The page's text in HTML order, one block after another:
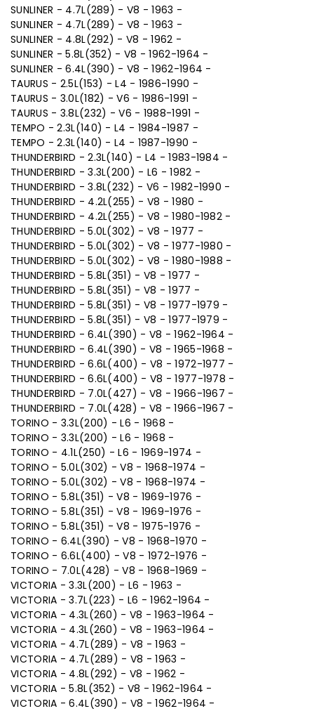
SUNLINER - 4.7L(289) - V8 - 1963 -
SUNLINER - 4.7L(289) - V8 - 1963 -
SUNLINER - 4.8L(292) - V8 - 1962 -
SUNLINER - 5.8L(352) - V8 - 1962-1964 -
SUNLINER - 6.4L(390) - V8 - 1962-1964 -
TAURUS - 2.5L(153) - L4 - 1986-1990 -
TAURUS - 3.0L(182) - V6 - 1986-1991 -
TAURUS - 3.8L(232) - V6 - 1988-1991 -
TEMPO - 2.3L(140) - L4 - 1984-1987 -
TEMPO - 2.3L(140) - L4 - 1987-1990 -
THUNDERBIRD - 2.3L(140) - L4 - 1983-1984 -
THUNDERBIRD - 3.3L(200) - L6 - 1982 -
THUNDERBIRD - 3.8L(232) - V6 - 1982-1990 -
THUNDERBIRD - 4.2L(255) - V8 - 1980 -
THUNDERBIRD - 4.2L(255) - V8 - 1980-1982 -
THUNDERBIRD - 5.0L(302) - V8 - 1977 -
THUNDERBIRD - 5.0L(302) - V8 - 1977-1980 -
THUNDERBIRD - 5.0L(302) - V8 - 1980-1988 -
THUNDERBIRD - 5.8L(351) - V8 - 1977 -
THUNDERBIRD - 5.8L(351) - V8 - 1977 -
THUNDERBIRD - 5.8L(351) - V8 - 1977-1979 -
THUNDERBIRD - 5.8L(351) - V8 - 1977-1979 -
THUNDERBIRD - 6.4L(390) - V8 - 1962-1964 -
THUNDERBIRD - 6.4L(390) - V8 - 1965-1968 -
THUNDERBIRD - 6.6L(400) - V8 - 1972-1977 -
THUNDERBIRD - 6.6L(400) - V8 - 1977-1978 -
THUNDERBIRD - 7.0L(427) - V8 - 1966-1967 -
THUNDERBIRD - 7.0L(428) - V8 - 1966-1967 -
TORINO - 3.3L(200) - L6 - 1968 -
TORINO - 3.3L(200) - L6 - 1968 -
TORINO - 4.1L(250) - L6 - 1969-1974 -
TORINO - 5.0L(302) - V8 - 1968-1974 -
TORINO - 5.0L(302) - V8 - 1968-1974 -
TORINO - 5.8L(351) - V8 - 1969-1976 -
TORINO - 5.8L(351) - V8 - 1969-1976 -
TORINO - 5.8L(351) - V8 - 1975-1976 -
TORINO - 6.4L(390) - V8 - 1968-1970 -
TORINO - 6.6L(400) - V8 - 1972-1976 -
TORINO - 7.0L(428) - V8 - 1968-1969 -
VICTORIA - 3.3L(200) - L6 - 1963 -
VICTORIA - 3.7L(223) - L6 - 1962-1964 -
VICTORIA - 4.3L(260) - V8 - 1963-1964 -
VICTORIA - 4.3L(260) - V8 - 1963-1964 -
VICTORIA - 4.7L(289) - V8 - 1963 -
VICTORIA - 4.7L(289) - V8 - 1963 -
VICTORIA - 4.8L(292) - V8 - 1962 -
VICTORIA - 5.8L(352) - V8 - 1962-1964 -
VICTORIA - 6.4L(390) - V8 - 1962-1964 -